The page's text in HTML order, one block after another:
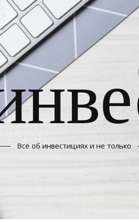
Всё об инвестициях и не только